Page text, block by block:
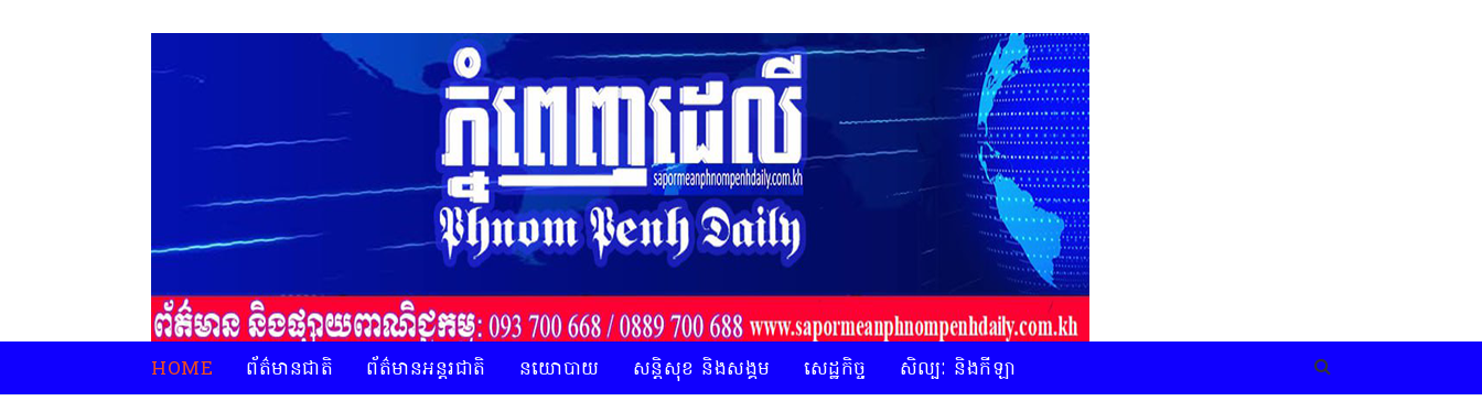
HOME ព័ត៌មានជាតិ ព័ត៌មានអន្តរជាតិ នយោបាយ សន្តិសុខ និងសង្គម សេដ្ឋកិច្ច សិល្បៈ និងកីឡា